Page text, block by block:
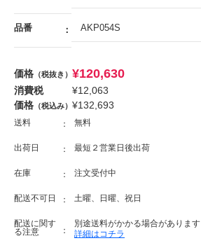
品番 AKP054S
価格 （税抜き） ¥120,630
消費税 ¥12,063
価格 （税込み） ¥132,693
送料 無料
出荷日 最短２営業日後出荷
在庫 注文受付中
配送不可日 土曜、日曜、祝日
配送に関す
る注意
別途送料がかかる場合があります
詳細はコチラ